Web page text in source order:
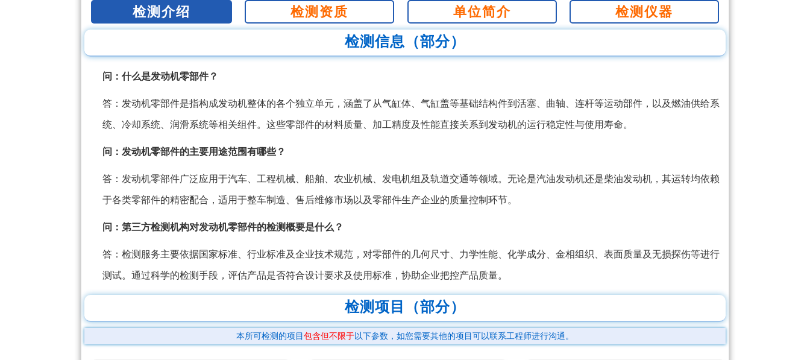
检测介绍 检测资质 单位简介 检测仪器
检测信息（部分）
问：什么是发动机零部件？
答：发动机零部件是指构成发动机整体的各个独立单元，涵盖了从气缸体、气缸盖等基础结构件到活塞、曲轴、连杆等运动部件，以及燃油供给系
统、冷却系统、润滑系统等相关组件。这些零部件的材料质量、加工精度及性能直接关系到发动机的运行稳定性与使用寿命。
问：发动机零部件的主要用途范围有哪些？
答：发动机零部件广泛应用于汽车、工程机械、船舶、农业机械、发电机组及轨道交通等领域。无论是汽油发动机还是柴油发动机，其运转均依赖
于各类零部件的精密配合，适用于整车制造、售后维修市场以及零部件生产企业的质量控制环节。
问：第三方检测机构对发动机零部件的检测概要是什么？
答：检测服务主要依据国家标准、行业标准及企业技术规范，对零部件的几何尺寸、力学性能、化学成分、金相组织、表面质量及无损探伤等进行
测试。通过科学的检测手段，评估产品是否符合设计要求及使用标准，协助企业把控产品质量。
检测项目（部分）
本所可检测的项目 包含但不限于以下参数，如您需要其他的项目可以联系工程师进行沟通。